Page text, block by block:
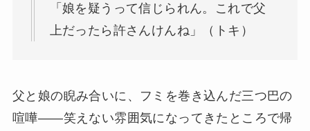
「娘を疑うって信じられん。これで父
上だったら許さんけんね」（トキ）
父と娘の睨み合いに、フミを巻き込んだ三つ巴の
喧嘩——笑えない雰囲気になってきたところで帰